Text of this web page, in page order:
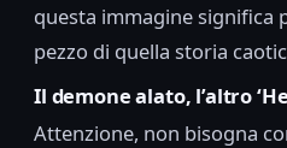
questa immagine significa
pezzo di quella storia
Il demone alato, l’altro
Attenzione, non bisogna